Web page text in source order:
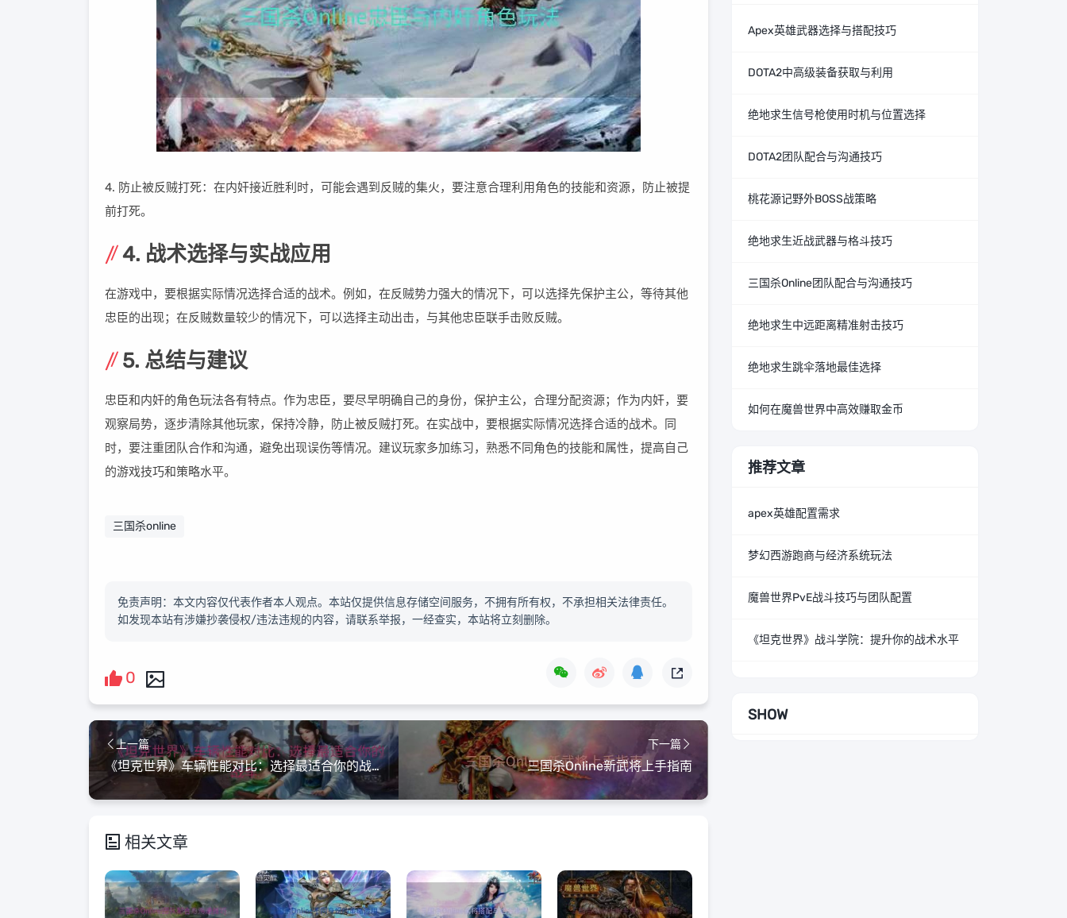
4. 防止被反贼打死：在内奸接近胜利时，可能会遇到反贼的集火，要注意合理利用角色的技能和资源，防止被提
前打死。
4. 战术选择与实战应用
在游戏中，要根据实际情况选择合适的战术。例如，在反贼势力强大的情况下，可以选择先保护主公，等待其他
忠臣的出现；在反贼数量较少的情况下，可以选择主动出击，与其他忠臣联手击败反贼。
5. 总结与建议
忠臣和内奸的角色玩法各有特点。作为忠臣，要尽早明确自己的身份，保护主公，合理分配资源；作为内奸，要
观察局势，逐步清除其他玩家，保持冷静，防止被反贼打死。在实战中，要根据实际情况选择合适的战术。同
时，要注重团队合作和沟通，避免出现误伤等情况。建议玩家多加练习，熟悉不同角色的技能和属性，提高自己
的游戏技巧和策略水平。
三国杀online
免责声明：本文内容仅代表作者本人观点。本站仅提供信息存储空间服务，不拥有所有权，不承担相关法律责任。
如发现本站有涉嫌抄袭侵权/违法违规的内容，请联系举报，一经查实，本站将立刻删除。
0
上一篇
《坦克世界》车辆性能对比：选择最适合你的战车
下一篇
三国杀Online新武将上手指南
相关文章
Apex英雄武器选择与搭配技巧
DOTA2中高级装备获取与利用
绝地求生信号枪使用时机与位置选择
DOTA2团队配合与沟通技巧
桃花源记野外BOSS战策略
绝地求生近战武器与格斗技巧
三国杀Online团队配合与沟通技巧
绝地求生中远距离精准射击技巧
绝地求生跳伞落地最佳选择
如何在魔兽世界中高效赚取金币
推荐文章
apex英雄配置需求
梦幻西游跑商与经济系统玩法
魔兽世界PvE战斗技巧与团队配置
《坦克世界》战斗学院：提升你的战术水平
SHOW